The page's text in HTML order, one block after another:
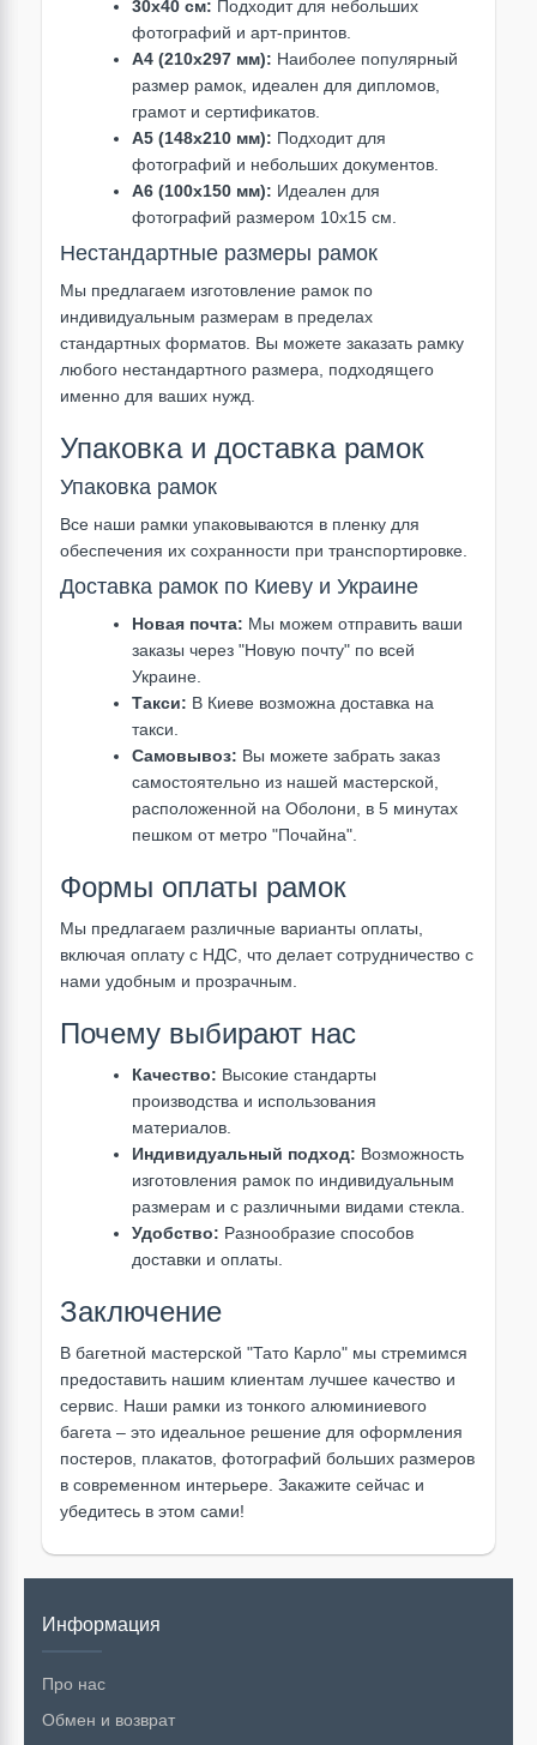
30x40 см: Подходит для небольших
фотографий и арт-принтов.
А4 (210х297 мм): Наиболее популярный
размер рамок, идеален для дипломов,
грамот и сертификатов.
А5 (148х210 мм): Подходит для
фотографий и небольших документов.
А6 (100х150 мм): Идеален для
фотографий размером 10х15 см.
Нестандартные размеры рамок
Мы предлагаем изготовление рамок по
индивидуальным размерам в пределах
стандартных форматов. Вы можете заказать рамку
любого нестандартного размера, подходящего
именно для ваших нужд.
Упаковка и доставка рамок
Упаковка рамок
Все наши рамки упаковываются в пленку для
обеспечения их сохранности при транспортировке.
Доставка рамок по Киеву и Украине
Новая почта: Мы можем отправить ваши
заказы через "Новую почту" по всей
Украине.
Такси: В Киеве возможна доставка на
такси.
Самовывоз: Вы можете забрать заказ
самостоятельно из нашей мастерской,
расположенной на Оболони, в 5 минутах
пешком от метро "Почайна".
Формы оплаты рамок
Мы предлагаем различные варианты оплаты,
включая оплату с НДС, что делает сотрудничество с
нами удобным и прозрачным.
Почему выбирают нас
Качество: Высокие стандарты
производства и использования
материалов.
Индивидуальный подход: Возможность
изготовления рамок по индивидуальным
размерам и с различными видами стекла.
Удобство: Разнообразие способов
доставки и оплаты.
Заключение
В багетной мастерской "Тато Карло" мы стремимся
предоставить нашим клиентам лучшее качество и
сервис. Наши рамки из тонкого алюминиевого
багета – это идеальное решение для оформления
постеров, плакатов, фотографий больших размеров
в современном интерьере. Закажите сейчас и
убедитесь в этом сами!
Информация
Про нас
Обмен и возврат